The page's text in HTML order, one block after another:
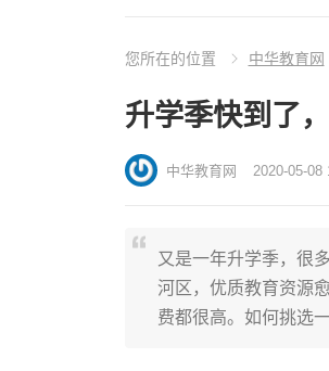
您所在的位置 中华教育网
升学季快到了
中华教育网 2020-05-08
又是一年升学季，很
河区，优质教育资源
费都很高。如何挑选